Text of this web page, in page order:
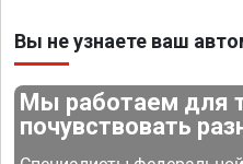
Вы не узнаете ваш
Мы работаем для
почувствовать